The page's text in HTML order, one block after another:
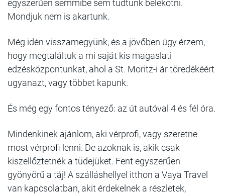
egyszerűen semmibe sem tudtunk belekötni.
Mondjuk nem is akartunk.
Még idén visszamegyünk, és a jövőben úgy érzem,
hogy megtaláltuk a mi saját kis magaslati
edzésközpontunkat, ahol a St. Moritz-i ár töredékéért
ugyanazt, vagy többet kapunk.
És még egy fontos tényező: az út autóval 4 és fél óra.
Mindenkinek ajánlom, aki vérprofi, vagy szeretne
most vérprofi lenni. De azoknak is, akik csak
kiszellőztetnék a tüdejüket. Fent egyszerűen
gyönyörű a táj! A szálláshellyel itthon a Vaya Travel
van kapcsolatban, akit érdekelnek a részletek,